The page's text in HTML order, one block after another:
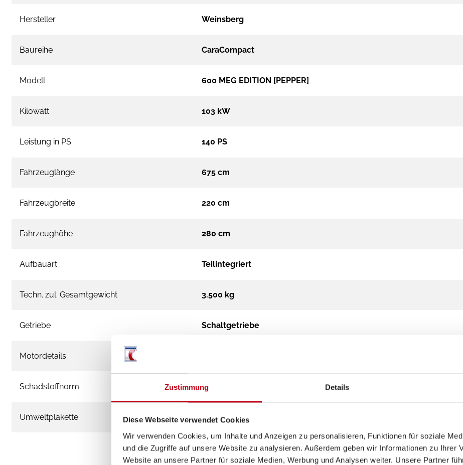
Zustimmung Details
Diese Webseite verwendet Cookies
Wir verwenden Cookies, um Inhalte und Anzeigen zu personalisieren, Funktionen für soziale
und die Zugriffe auf unsere Website zu analysieren. Außerdem geben wir Informationen zu Ihrer
Website an unsere Partner für soziale Medien, Werbung und Analysen weiter. Unsere Partner
Hersteller Weinsberg
Baureihe CaraCompact
Modell 600 MEG EDITION [PEPPER]
Kilowatt 103 kW
Leistung in PS 140 PS
Fahrzeuglänge 675 cm
Fahrzeugbreite 220 cm
Fahrzeughöhe 280 cm
Aufbauart Teilintegriert
Techn. zul. Gesamtgewicht 3.500 kg
Getriebe Schaltgetriebe
Motordetails
Schadstoffnorm Euro 6e
Umweltplakette grün